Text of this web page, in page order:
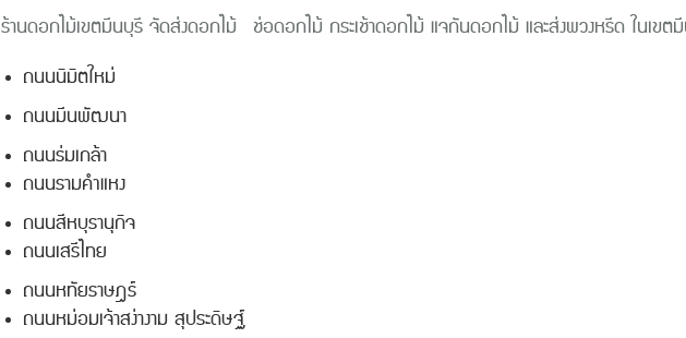
ร้านดอกไม้เขตมีนบุรี จัดส่งดอกไม้ ช่อดอกไม้ กระเช้าดอกไม้ แจกันดอกไม้ และส่งพวงหรีด ในเขต
ถนนนิมิตใหม่
ถนนมีนพัฒนา
ถนนร่มเกล้า
ถนนรามคำแหง
ถนนสีหบุรานุกิจ
ถนนเสรีไทย
ถนนหทัยราษฎร์
ถนนหม่อมเจ้าสง่างาม สุประดิษฐ์